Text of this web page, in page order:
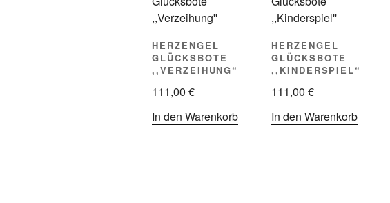
HERZENGEL
GLÜCKSBOTE
,,VERZEIHUNG“
111,00 €
In den Warenkorb
HERZENGEL
GLÜCKSBOTE
,,KINDERSPIEL“
111,00 €
In den Warenkorb